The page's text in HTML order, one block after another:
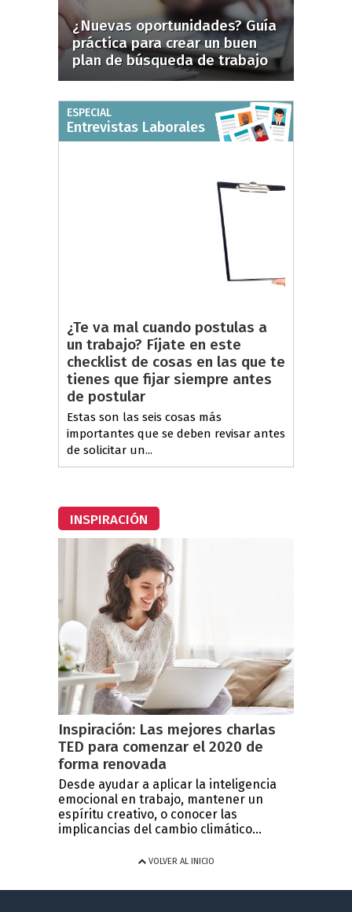
¿Nuevas oportunidades? Guía
práctica para crear un buen
plan de búsqueda de trabajo
ESPECIAL
Entrevistas Laborales
¿Te va mal cuando postulas a
un trabajo? Fíjate en este
checklist de cosas en las que te
tienes que fijar siempre antes
de postular
Estas son las seis cosas más
importantes que se deben revisar antes
de solicitar un...
INSPIRACIÓN
Inspiración: Las mejores charlas
TED para comenzar el 2020 de
forma renovada
Desde ayudar a aplicar la inteligencia
emocional en trabajo, mantener un
espíritu creativo, o conocer las
implicancias del cambio climático...
VOLVER AL INICIO